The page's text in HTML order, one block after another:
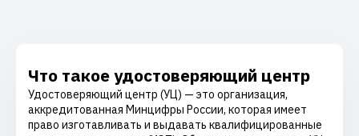
Что такое удостоверяющий центр
Удостоверяющий центр (УЦ) — это организация,
аккредитованная Минцифры России, которая имеет
право изготавливать и выдавать квалифицированные